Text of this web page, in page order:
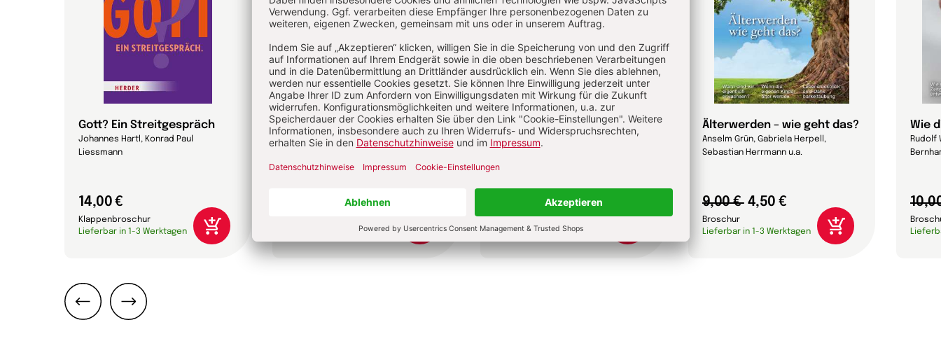
Gott? Ein Streitgespräch
Johannes Hartl, Konrad Paul
Liessmann
14,00 €
Klappenbroschur
Lieferbar in 1-3 Werktagen
Magnifica humanitas
Papst Leo XIV.
Lieferbar in 1-3 Werktagen
Perlen der Weisheit
David Steindl-Rast, Ulla Bohn
Lieferbar in 1-3 Werktagen
Älterwerden – wie geht das?
Anselm Grün, Gabriela Herpell,
Sebastian Herrmann u.a.
9,00 € 4,50 €
Broschur
Lieferbar in 1-3 Werktagen
Wie
Rudolf